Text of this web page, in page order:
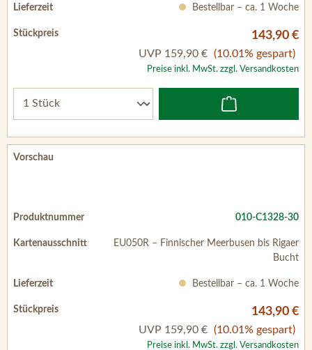
Bestellbar – ca. 1 Woche
143,90 €
UVP 159,90 € (10.01% gespart)
Preise inkl. MwSt. zzgl. Versandkosten
010-C1328-30
EU050R – Finnischer Meerbusen bis Rigaer
Bucht
Bestellbar – ca. 1 Woche
143,90 €
UVP 159,90 € (10.01% gespart)
Preise inkl. MwSt. zzgl. Versandkosten